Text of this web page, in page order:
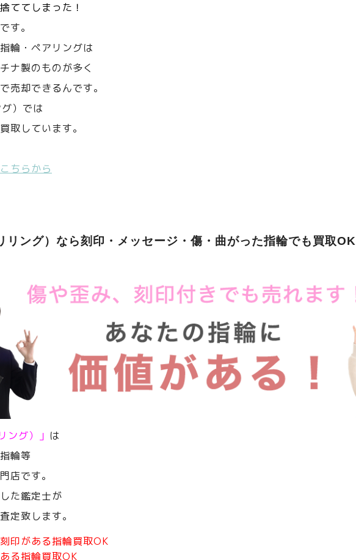
ててしまった！
す。
輪・ペアリングは
ナ製のものが多く
売却できるんです。
）では
取しています。
ちらから
リング）なら刻印・メッセージ・傷・曲がった指輪でも買取OK
ング）」 は
輪等
店です。
た鑑定士が
定致します。
印がある指輪買取OK
る指輪買取OK